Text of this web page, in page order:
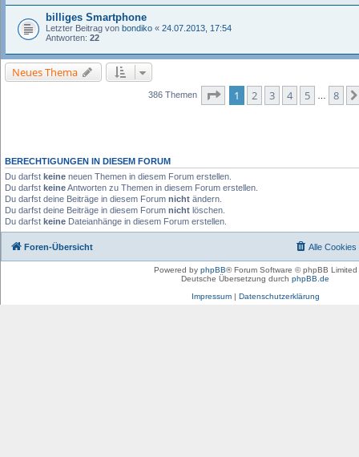
billiges Smartphone
Letzter Beitrag von bondiko « 24.07.2013, 17:54
Antworten: 22
Neues Thema
386 Themen Seite von
1 2 3 4 5 … 8
BERECHTIGUNGEN IN DIESEM FORUM
Du darfst keine neuen Themen in diesem Forum erstellen.
Du darfst keineAntworten zu Themen in diesem Forum erstellen.
Du darfst deine Beiträge in diesem Forum nicht ändern.
Du darfst deine Beiträge in diesem Forum nicht löschen.
Du darfst keine Dateianhänge in diesem Forum erstellen.
Foren-Übersicht Alle Cookies
Powered by phpBB® Forum Software © phpBB Limited
Deutsche Übersetzung durch phpBB.de
Impressum| Datenschutzerklärung